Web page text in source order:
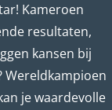
Kameroen
resultaten,
kansen bij
Wereldkampioen
je waardevolle